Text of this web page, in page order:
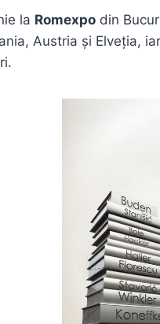
la Romexpo din
Austria și Elveția,